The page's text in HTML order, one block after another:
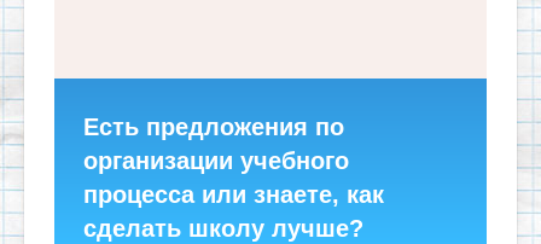
Есть предложения по
организации учебного
процесса или знаете, как
сделать школу лучше?